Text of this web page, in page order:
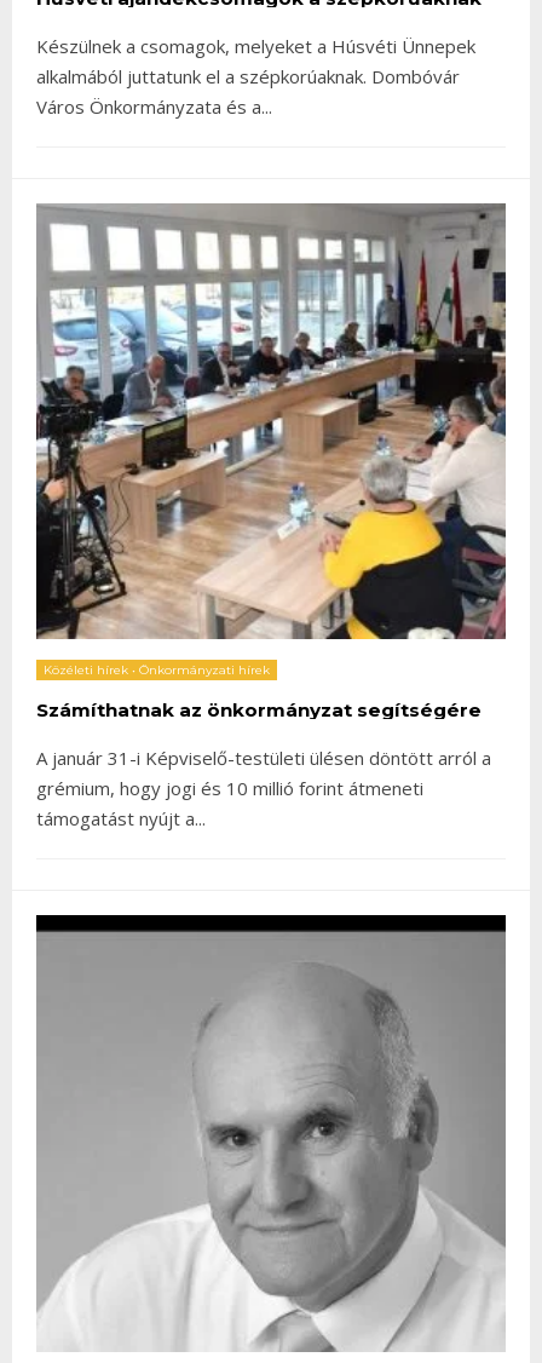
Készülnek a csomagok, melyeket a Húsvéti Ünnepek
alkalmából juttatunk el a szépkorúaknak. Dombóvár
Város Önkormányzata és a...
Közéleti hírek • Önkormányzati hírek
Számíthatnak az önkormányzat segítségére
A január 31-i Képviselő-testületi ülésen döntött arról a
grémium, hogy jogi és 10 millió forint átmeneti
támogatást nyújt a...